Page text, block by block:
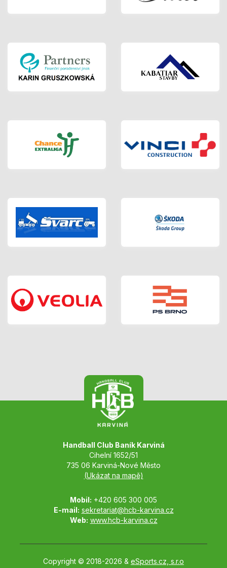
Handball Club Baník Karviná
Cihelní 1652/51
735 06 Karviná-Nové Město
(Ukázat na mapě)
Mobil: +420 605 300 005
E-mail: sekretariat@hcb-karvina.cz
Web: www.hcb-karvina.cz
Copyright © 2018-2026 & eSports.cz, s.r.o